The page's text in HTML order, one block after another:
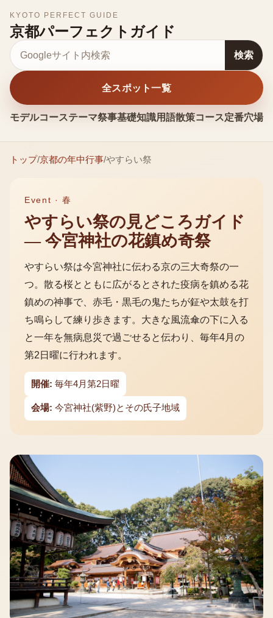
KYOTO PERFECT GUIDE
京都パーフェクトガイド
モデルコーステーマ祭事基礎知識用語散策コース定番穴場
サイト内検索
検索
全スポット一覧
トップ/京都の年中行事/やすらい祭
Event ·春
やすらい祭の見どころガイド
— 今宮神社の花鎮め奇祭
やすらい祭は今宮神社に伝わる京の三大奇祭の一
つ。散る桜とともに広がるとされた疫病を鎮める花
鎮めの神事で、赤毛・黒毛の鬼たちが鉦や太鼓を打
ち鳴らして練り歩きます。大きな風流傘の下に入る
と一年を無病息災で過ごせると伝わり、毎年4月の
第2日曜に行われます。
開催: 毎年4月第2日曜
会場: 今宮神社(紫野)とその氏子地域